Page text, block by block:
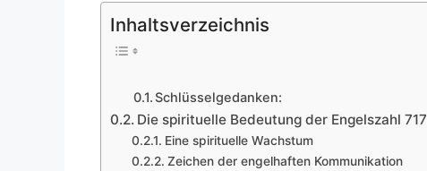
Inhaltsverzeichnis
Schlüsselgedanken:
Die spirituelle Bedeutung der Engelszahl 717
Eine spirituelle Wachstum
Zeichen der engelhaften Kommunikation